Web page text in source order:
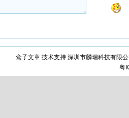
盒子文章 技术支持:深圳市麟瑞科技有限
粤